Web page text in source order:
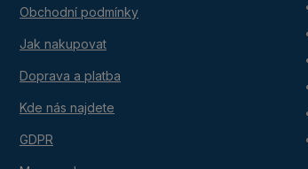
Obchodní podmínky
Jak nakupovat
Doprava a platba
Kde nás najdete
GDPR